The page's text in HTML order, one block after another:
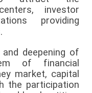
investor
providing
deepening of
of financial
market, capital
the participation